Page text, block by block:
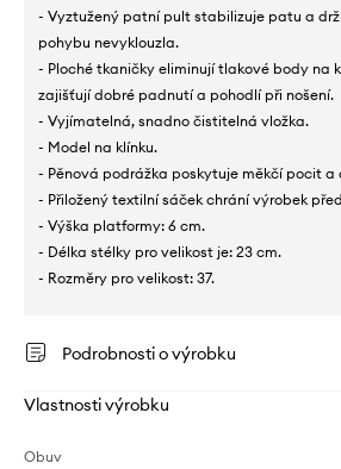
- Vyztužený patní pult stabilizuje patu a
pohybu nevyklouzla.
- Ploché tkaničky eliminují tlakové body na
zajišťují dobré padnutí a pohodlí při nošení.
- Vyjímatelná, snadno čistitelná vložka.
- Model na klínku.
- Pěnová podrážka poskytuje měkčí pocit a
- Přiložený textilní sáček chrání výrobek
- Výška platformy: 6 cm.
- Délka stélky pro velikost je: 23 cm.
- Rozměry pro velikost: 37.
Podrobnosti o výrobku
Vlastnosti výrobku
Obuv